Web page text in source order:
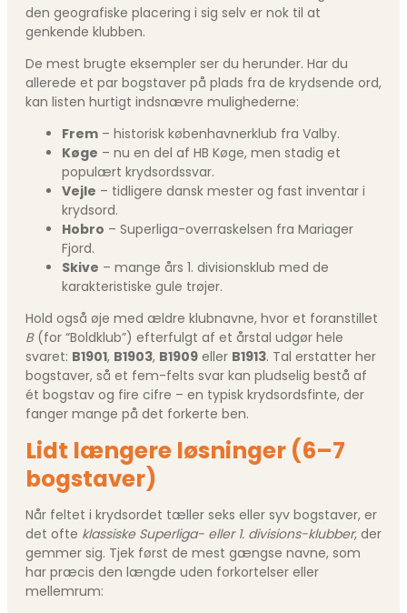
den geografiske placering i sig selv er nok til at
genkende klubben.
De mest brugte eksempler ser du herunder. Har du
allerede et par bogstaver på plads fra de krydsende ord,
kan listen hurtigt indsnævre mulighederne:
Frem – historisk københavnerklub fra Valby.
Køge – nu en del af HB Køge, men stadig et
populært krydsordssvar.
Vejle – tidligere dansk mester og fast inventar i
krydsord.
Hobro – Superliga-overraskelsen fra Mariager
Fjord.
Skive – mange års 1. divisionsklub med de
karakteristiske gule trøjer.
Hold også øje med ældre klubnavne, hvor et foranstillet
B(for “Boldklub”) efterfulgt af et årstal udgør hele
svaret: B1901, B1903, B1909 eller B1913. Tal erstatter her
bogstaver, så et fem-felts svar kan pludselig bestå af
ét bogstav og fire cifre – en typisk krydsordsfinte, der
fanger mange på det forkerte ben.
Lidt længere løsninger (6–7
bogstaver)
Når feltet i krydsordet tæller seks eller syv bogstaver, er
det ofte klassiske Superliga- eller 1. divisions-klubber, der
gemmer sig. Tjek først de mest gængse navne, som
har præcis den længde uden forkortelser eller
mellemrum: